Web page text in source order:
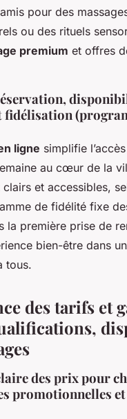
pour des
ou des rituels
premium et offres
fidélisation
ligne simplifie
au cœur de la
clairs et accessibles,
de fidélité fixe
la première prise de
bien-être dans
tous.
des tarifs et
des prix pour
promotionnelles et